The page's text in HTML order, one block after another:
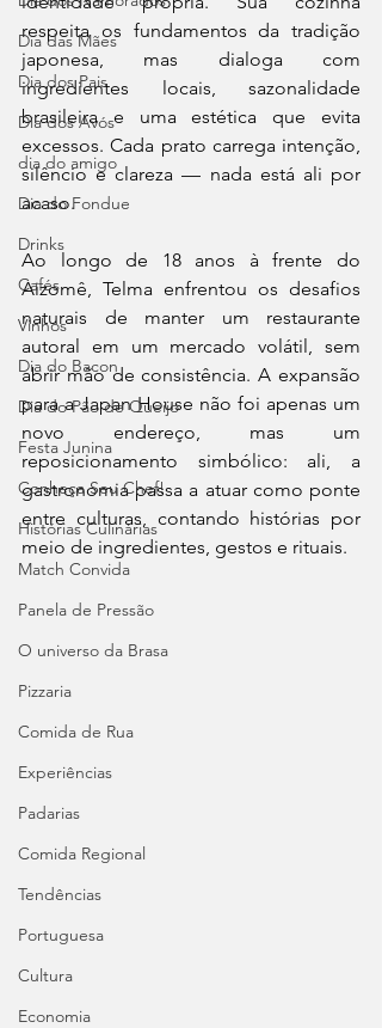
Dia das Mães
Dia dos Pais
Dia dos Avós
dia do amigo
Dia do Fondue
Drinks
Cafés
Vinhos
Dia do Bacon
Dia do Pão de Queijo
Festa Junina
Conheça Seu Chef!
Histórias Culinárias
Match Convida
Panela de Pressão
O universo da Brasa
Pizzaria
Comida de Rua
Experiências
Padarias
Comida Regional
Tendências
Portuguesa
Cultura
Economia
respeita os fundamentos da tradição
japonesa, mas dialoga com
ingredientes locais, sazonalidade
brasileira e uma estética que evita
excessos. Cada prato carrega intenção,
silêncio e clareza — nada está ali por
acaso.
Ao longo de 18 anos à frente do
Aizomê, Telma enfrentou os desafios
naturais de manter um restaurante
autoral em um mercado volátil, sem
abrir mão de consistência. A expansão
para a Japan House não foi apenas um
novo endereço, mas um
reposicionamento simbólico: ali, a
gastronomia passa a atuar como ponte
entre culturas, contando histórias por
meio de ingredientes, gestos e rituais.